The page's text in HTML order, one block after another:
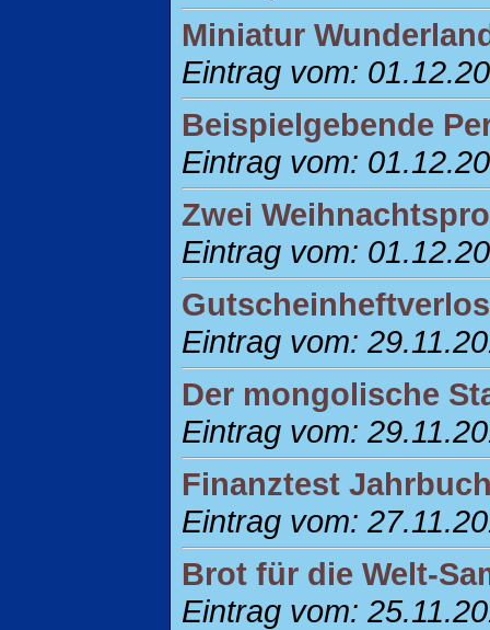
Miniatur
Eintrag vom:
Beispielgebende
Eintrag vom:
Zwei
Eintrag vom:
Eintrag vom:
Der mongolische
Eintrag vom:
Finanztest
Eintrag vom:
Brot für die Welt-
Eintrag vom: